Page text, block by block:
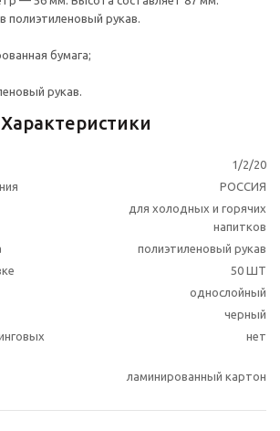
полиэтиленовый рукав.
бумага;
рукав.
Характеристики
1/2/20
РОССИЯ
для холодных и горячих
напитков
полиэтиленовый рукав
50 ШТ
однослойный
черный
нет
ламинированный картон